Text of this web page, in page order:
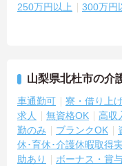
250万円以上 300万円
山梨県北杜市の介
車通勤可 寮・借り上
求人
無資格OK 高収
勤のみ
ブランクOK
休･育休･介護休暇取得
助あり
ボーナス・賞